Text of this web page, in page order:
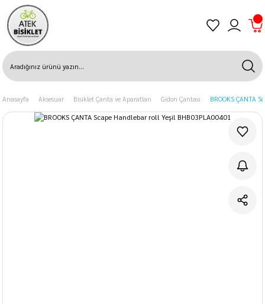
Anasayfa Aksesuar Bisiklet Çanta ve Aparatları Gidon Çantası BROOKS ÇANTA